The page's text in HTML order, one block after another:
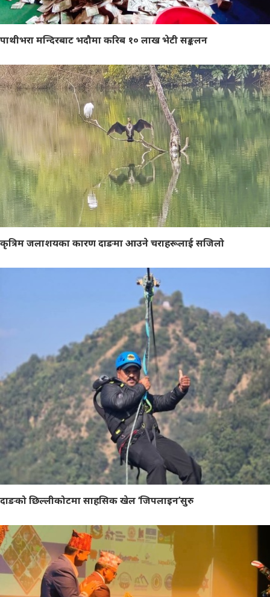
पाथीभरा मन्दिरबाट भदौमा करिब १० लाख भेटी सङ्कलन
कृत्रिम जलाशयका कारण दाङमा आउने चराहरूलाई सजिलो
दाङको छिल्लीकोटमा साहसिक खेल ‘जिपलाइन’सुरु